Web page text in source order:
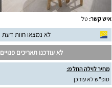
איש קשר: טל
לא נמצאו חוות דעת
לא עודכנו תאריכים פנויים
מחיר לוילה החל מ:
סופ"ש לא עודכן